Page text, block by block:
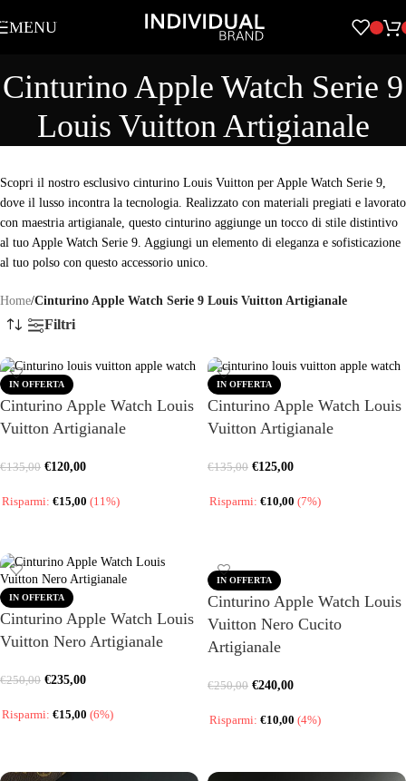
Skip to navigation
MENU
Cinturino Apple Watch Serie 9
Louis Vuitton Artigianale
Scopri il nostro esclusivo cinturino Louis Vuitton per Apple Watch Serie 9,
dove il lusso incontra la tecnologia. Realizzato con materiali pregiati e lavorato
con maestria artigianale, questo cinturino aggiunge un tocco di stile distintivo
al tuo Apple Watch Serie 9. Aggiungi un elemento di eleganza e sofisticazione
al tuo polso con questo accessorio unico.
Home/Cinturino Apple Watch Serie 9 Louis Vuitton Artigianale
Filtri
IN OFFERTA
Cinturino Apple Watch Louis
Vuitton Artigianale
€135,00 €120,00
Risparmi: €15,00 (11%)
IN OFFERTA
Cinturino Apple Watch Louis
Vuitton Artigianale
€135,00 €125,00
Risparmi: €10,00 (7%)
IN OFFERTA
Cinturino Apple Watch Louis
Vuitton Nero Artigianale
€250,00 €235,00
Risparmi: €15,00 (6%)
IN OFFERTA
Cinturino Apple Watch Louis
Vuitton Nero Cucito
Artigianale
€250,00 €240,00
Risparmi: €10,00 (4%)